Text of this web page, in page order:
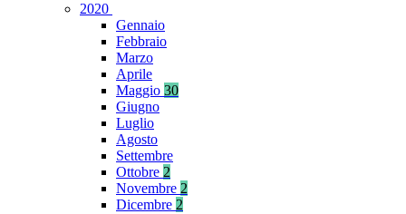
2020
Gennaio
Febbraio
Marzo
Aprile
Maggio 30
Giugno
Luglio
Agosto
Settembre
Ottobre 2
Novembre 2
Dicembre 2